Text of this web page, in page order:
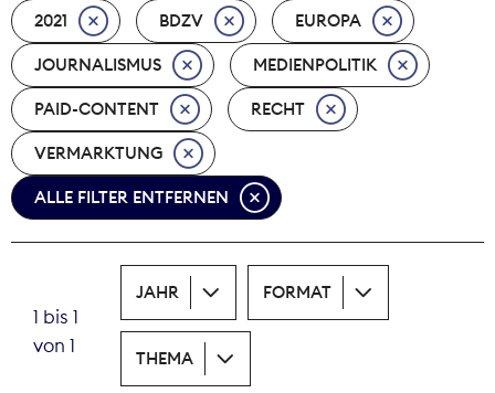
Nachhaltigkeit
Nachwuchs
Nova Award
Pressefreiheit
Print
Recht
Tarifpolitik
2021 BDZV EUROPA
JOURNALISMUS MEDIENPOLITIK
PAID-CONTENT RECHT
VERMARKTUNG
ALLE FILTER ENTFERNEN
1 bis 1
von 1
JAHR FORMAT
THEMA